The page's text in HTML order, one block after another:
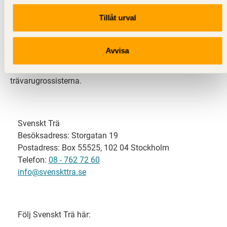
Tillåt urval
Avvisa
Svenskt Trä representerar svensk sågverksindustri
och är en del av branschorganisationen
svensk limträ-, KL-trä- och förpackningsindustri samt
trävarugrossisterna.
Svenskt Trä
Besöksadress: Storgatan 19
Postadress: Box 55525, 102 04 Stockholm
Telefon: 08 - 762 72 60
info@svenskttra.se
Följ Svenskt Trä här: